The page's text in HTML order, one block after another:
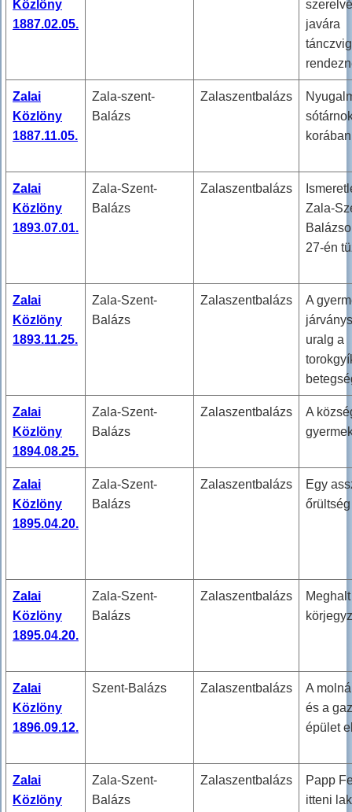
Közlöny
1887.02.05.
javára
Zalai
Közlöny
1887.11.05.
Zala-szent-
Balázs
Zalaszentbalázs
Zalai
Közlöny
1893.07.01.
Zala-Szent-
Balázs
Zalaszentbalázs
Zala-
27-én
Zalai
Közlöny
1893.11.25.
Zala-Szent-
Balázs
Zalaszentbalázs
A
uralg a
Zalai
Közlöny
1894.08.25.
Zala-Szent-
Balázs
Zalaszentbalázs
A
Zalai
Közlöny
1895.04.20.
Zala-Szent-
Balázs
Zalaszentbalázs
Egy
Zalai
Közlöny
1895.04.20.
Zala-Szent-
Balázs
Zalaszentbalázs
Zalai
Közlöny
1896.09.12.
Szent-Balázs Zalaszentbalázs
A
és a
épület
Zalai
Közlöny
Zala-Szent-
Balázs
Zalaszentbalázs
Papp
itteni